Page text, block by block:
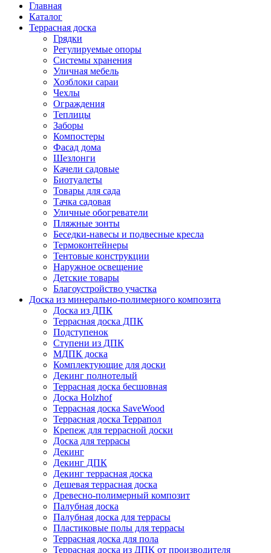
Главная
Каталог
Террасная доска
Грядки
Регулируемые опоры
Системы хранения
Уличная мебель
Хозблоки сараи
Чехлы
Ограждения
Теплицы
Заборы
Компостеры
Фасад дома
Шезлонги
Качели садовые
Биотуалеты
Товары для сада
Тачка садовая
Уличные обогреватели
Пляжные зонты
Беседки-навесы и подвесные кресла
Термоконтейнеры
Тентовые конструкции
Наружное освещение
Детские товары
Благоустройство участка
Доска из минерально-полимерного композита
Доска из ДПК
Террасная доска ДПК
Подступенок
Ступени из ДПК
МДПК доска
Комплектующие для доски
Декинг полнотелый
Террасная доска бесшовная
Доска Holzhof
Террасная доска SaveWood
Террасная доска Террапол
Крепеж для террасной доски
Доска для террасы
Декинг
Декинг ДПК
Декинг террасная доска
Дешевая террасная доска
Древесно-полимерный композит
Палубная доска
Палубная доска для террасы
Пластиковые полы для террасы
Террасная доска для пола
Террасная доска из ДПК от производителя